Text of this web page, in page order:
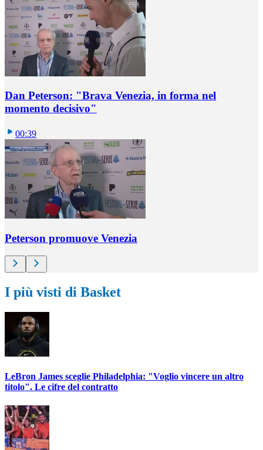
Dan Peterson: "Brava Venezia, in forma nel
momento decisivo"
00:39
Peterson promuove Venezia
I più visti di Basket
LeBron James sceglie Philadelphia: "Voglio vincere un altro
titolo". Le cifre del contratto